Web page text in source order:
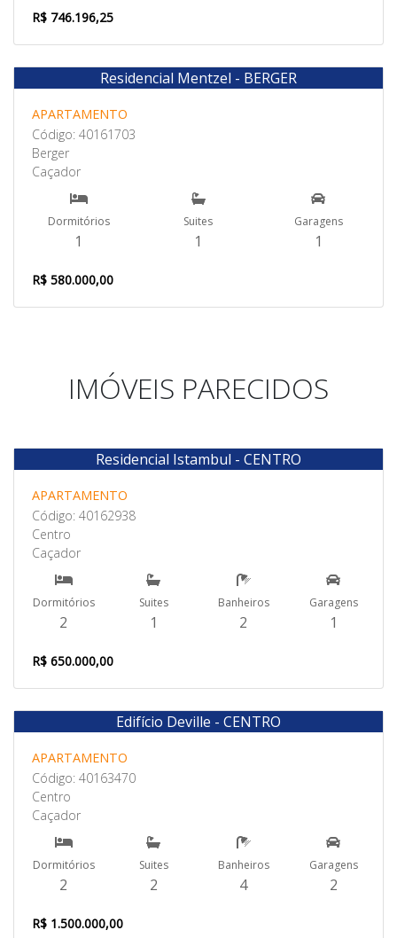
R$ 746.196,25
Venda
Residencial Mentzel - BERGER
APARTAMENTO
Código: 40161703
Berger
Caçador
Dormitórios
1
Suites
1
Garagens
1
R$ 580.000,00
IMÓVEIS PARECIDOS
Venda
Residencial Istambul - CENTRO
APARTAMENTO
Código: 40162938
Centro
Caçador
Dormitórios
2
Suites
1
Banheiros
2
Garagens
1
R$ 650.000,00
Venda
Edifício Deville - CENTRO
APARTAMENTO
Código: 40163470
Centro
Caçador
Dormitórios
2
Suites
2
Banheiros
4
Garagens
2
R$ 1.500.000,00